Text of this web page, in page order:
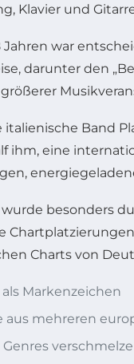
Klavier und
war
darunter den
Band
ihm, eine
besonders
Charts von
Markenzeichen
aus mehreren